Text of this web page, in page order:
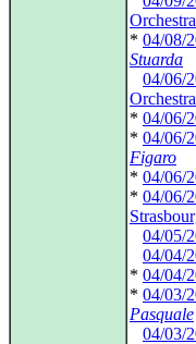
Orchestra
* 04/08/
Stuarda
04/06/
Orchestra
* 04/06/
* 04/06/
Figaro
* 04/06/
* 04/06/
04/05/
04/04/
* 04/04/
* 04/03/
Pasquale
04/03/